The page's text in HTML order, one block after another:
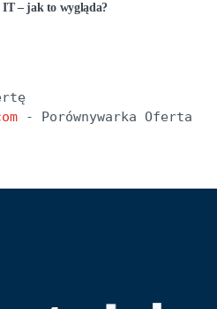
– jak to wygląda?
- Porównywarka Oferta